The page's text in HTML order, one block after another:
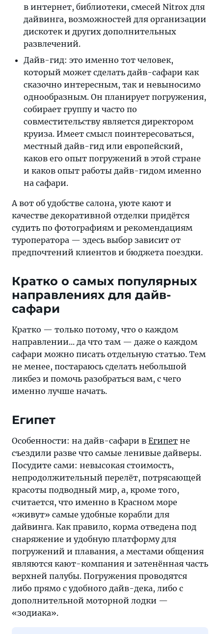
в интернет, библиотеки, смесей Nitrox для
дайвинга, возможностей для организации
дискотек и других дополнительных
развлечений.
Дайв-гид: это именно тот человек,
который может сделать дайв-сафари как
сказочно интересным, так и невыносимо
однообразным. Он планирует погружения,
собирает группу и часто по
совместительству является директором
круиза. Имеет смысл поинтересоваться,
местный дайв-гид или европейский,
каков его опыт погружений в этой стране
и каков опыт работы дайв-гидом именно
на сафари.
А вот об удобстве салона, уюте кают и
качестве декоративной отделки придётся
судить по фотографиям и рекомендациям
туроператора — здесь выбор зависит от
предпочтений клиентов и бюджета поездки.
Кратко о самых популярных
направлениях для дайв-
сафари
Кратко — только потому, что о каждом
направлении... да что там — даже о каждом
сафари можно писать отдельную статью. Тем
не менее, постараюсь сделать небольшой
ликбез и помочь разобраться вам, с чего
именно лучше начать.
Египет
Особенности: на дайв-сафари в Египет не
съездили разве что самые ленивые дайверы.
Посудите сами: невысокая стоимость,
непродолжительный перелёт, потрясающей
красоты подводный мир, а, кроме того,
считается, что именно в Красном море
«живут» самые удобные корабли для
дайвинга. Как правило, корма отведена под
снаряжение и удобную платформу для
погружений и плавания, а местами общения
являются кают-компания и затенённая часть
верхней палубы. Погружения проводятся
либо прямо с удобного дайв-дека, либо с
дополнительной моторной лодки —
«зодиака».